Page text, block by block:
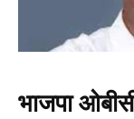
भाजपा